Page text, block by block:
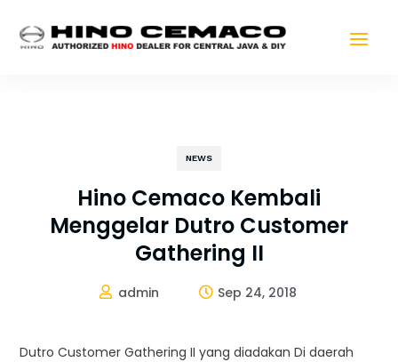
NEWS
Hino Cemaco Kembali
Menggelar Dutro Customer
Gathering II
 admin  Sep 24, 2018
Dutro Customer Gathering II yang diadakan Di daerah